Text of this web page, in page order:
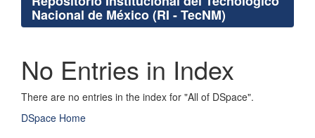
Nacional de México (RI - TecNM)
No Entries in Index
There are no entries in the index for "All of DSpace".
DSpace Home